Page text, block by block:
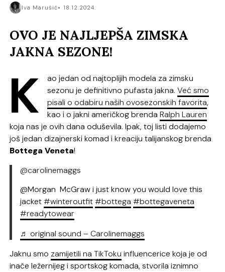
Iva Marušić 18.12.2024.
OVO JE NAJLJEPŠA ZIMSKA
JAKNA SEZONE!
K
ao jedan od najtoplijih modela za zimsku
sezonu je definitivno pufasta jakna.Već smo
pisali o odabiru naših ovosezonskih favorita,
kao i o jakni američkog brendaRalph Lauren
koja nas je ovih dana oduševila. Ipak, toj listi dodajemo
još jedan dizajnerski komad i kreaciju talijanskog brenda
Bottega Veneta!
@carolinemaggs
@Morgan McGraw i just know you would love this
jacket#winteroutfit#bottega #bottegaveneta
#readytowear
♬ original sound – Carolinemaggs
Jaknu smo zamijetili na TikToku influencerice koja je od
inače ležernijeg i sportskog komada, stvorila iznimno